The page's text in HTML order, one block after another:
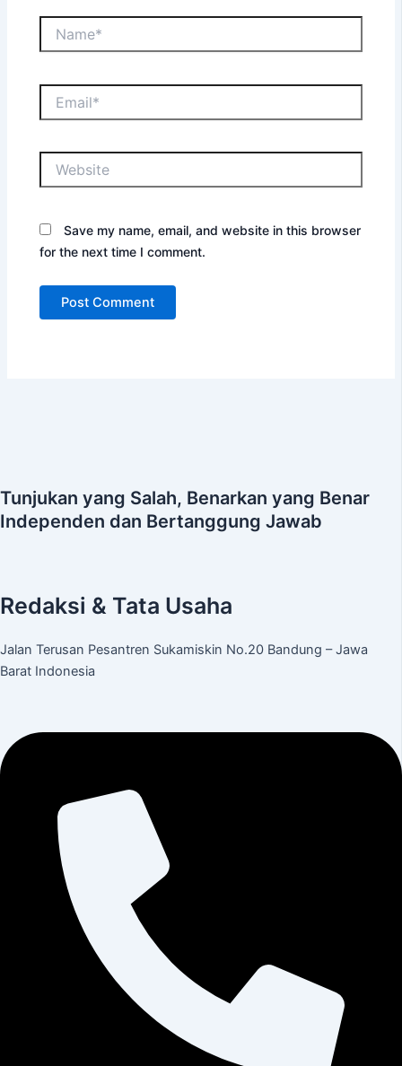
Save my name, email, and website in this browser
for the next time I comment.
Tunjukan yang Salah, Benarkan yang Benar
Independen dan Bertanggung Jawab
Redaksi & Tata Usaha
Jalan Terusan Pesantren Sukamiskin No.20 Bandung – Jawa
Barat Indonesia